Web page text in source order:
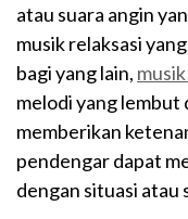
atau suara angin
musik relaksasi
bagi yang lain,
melodi yang lembut
memberikan
pendengar dapat
dengan situasi atau